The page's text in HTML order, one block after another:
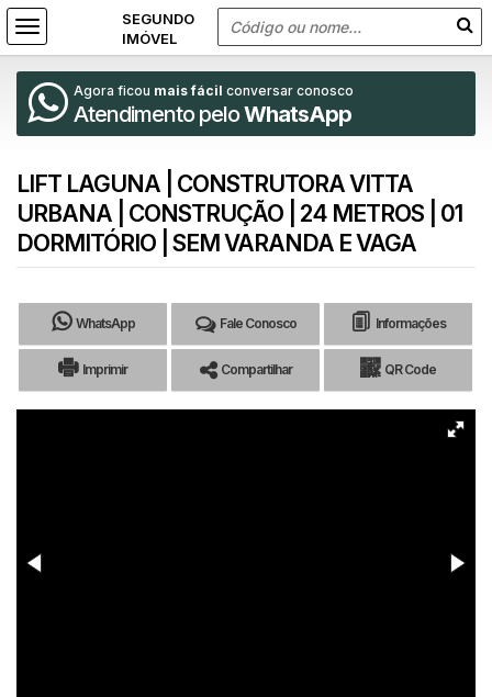
Agora ficou mais fácil conversar conosco
Atendimento peloWhatsApp
LIFT LAGUNA | CONSTRUTORA VITTA
URBANA | CONSTRUÇÃO | 24 METROS | 01
DORMITÓRIO | SEM VARANDA E VAGA
WhatsApp Fale Conosco Informações
Imprimir Compartilhar QR Code